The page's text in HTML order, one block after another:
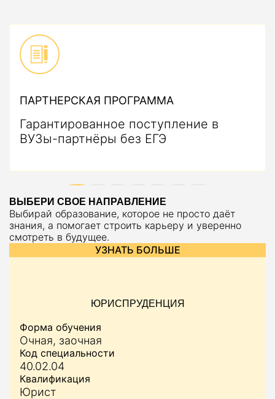
ПАРТНЕРСКАЯ ПРОГРАММА
Гарантированное поступление в
ВУЗы-партнёры без ЕГЭ
ВЫБЕРИ СВОЕ НАПРАВЛЕНИЕ
Выбирай образование, которое не просто даёт
знания, а помогает строить карьеру и уверенно
смотреть в будущее.
УЗНАТЬ БОЛЬШЕ
ЮРИСПРУДЕНЦИЯ
Форма обучения
Очная, заочная
Код специальности
40.02.04
Квалификация
Юрист